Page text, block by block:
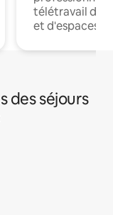
télétravail
et d'espaces
des séjours